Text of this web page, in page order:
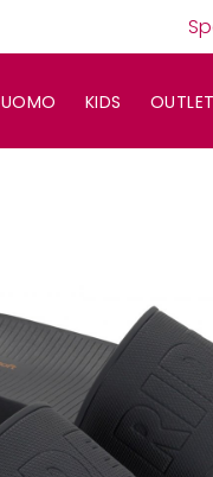
UOMO KIDS OUTLET